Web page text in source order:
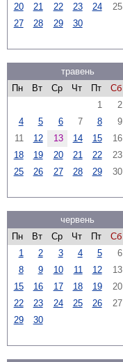
20
21 22 23 24 25
27
28 29 30
травень
Пн
Вт Ср Чт Пт Сб
1
2
4
5 6 7 8 9
11
12 13 14 15 16
18
19 20 21 22 23
25
26 27 28 29 30
червень
Пн
Вт Ср Чт Пт Сб
1
2 3 4 5 6
8
9 10 11 12 13
15
16 17 18 19 20
22
23 24 25 26 27
29
30